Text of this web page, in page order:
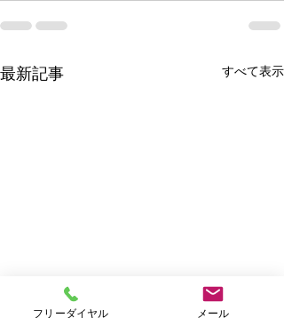
最新記事 すべて表示
フリーダイヤル メール